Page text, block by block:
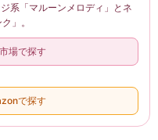
系「マルーンメロディ」とネ
」。
場で探す
で探す